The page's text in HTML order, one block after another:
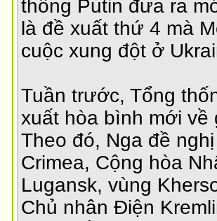
thống Putin đưa ra
là đề xuất thứ 4 mà
cuộc xung đột ở
Tuần trước, Tổng
xuất hòa bình mới về
Theo đó, Nga đề
Crimea, Cộng hòa
Lugansk, vùng
Chủ nhân Điện